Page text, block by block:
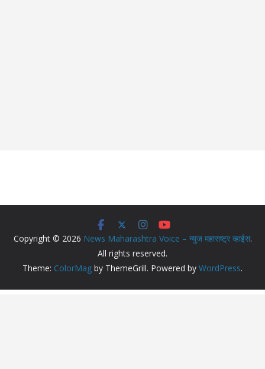
Copyright © 2026 News Maharashtra Voice – न्युज महाराष्ट्र व्हाईस.
All rights reserved.
Theme: ColorMag by ThemeGrill. Powered by WordPress.